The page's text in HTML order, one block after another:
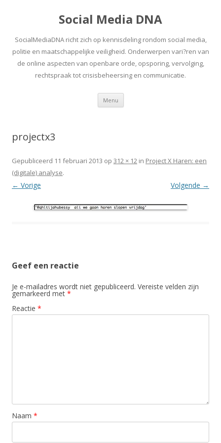
Social Media DNA
SocialMediaDNA richt zich op kennisdeling rondom social media,
politie en maatschappelijke veiligheid. Onderwerpen vari?ren van
de online aspecten van openbare orde, opsporing, vervolging,
rechtspraak tot crisisbeheersing en communicatie.
Menu Spring
inhoud
projectx3
Gepubliceerd 11 februari 2013 op 312 × 12 in Project X Haren: een
(digitale) analyse.
← Vorige Volgende →
Geef een reactie
Je e-mailadres wordt niet gepubliceerd. Vereiste velden zijn
gemarkeerd met *
Reactie *
Naam *